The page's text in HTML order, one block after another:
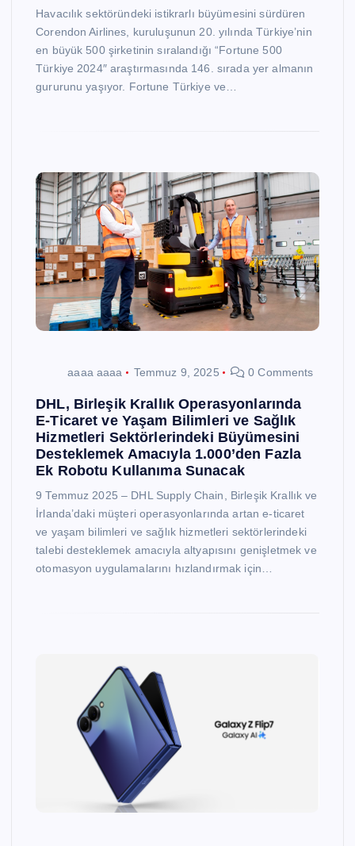
Havacılık sektöründeki istikrarlı büyümesini sürdüren
Corendon Airlines, kuruluşunun 20. yılında Türkiye’nin
en büyük 500 şirketinin sıralandığı “Fortune 500
Türkiye 2024″ araştırmasında 146. sırada yer almanın
gururunu yaşıyor. Fortune Türkiye ve…
aaaa aaaa Temmuz 9, 2025 0 Comments
DHL, Birleşik Krallık Operasyonlarında
E-Ticaret ve Yaşam Bilimleri ve Sağlık
Hizmetleri Sektörlerindeki Büyümesini
Desteklemek Amacıyla 1.000’den Fazla
Ek Robotu Kullanıma Sunacak
9 Temmuz 2025 – DHL Supply Chain, Birleşik Krallık ve
İrlanda’daki müşteri operasyonlarında artan e-ticaret
ve yaşam bilimleri ve sağlık hizmetleri sektörlerindeki
talebi desteklemek amacıyla altyapısını genişletmek ve
otomasyon uygulamalarını hızlandırmak için…